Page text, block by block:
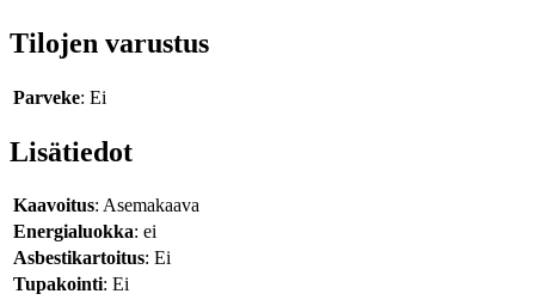
Tilojen varustus
Parveke: Ei
Lisätiedot
Kaavoitus: Asemakaava
Energialuokka: ei
Asbestikartoitus: Ei
Tupakointi: Ei